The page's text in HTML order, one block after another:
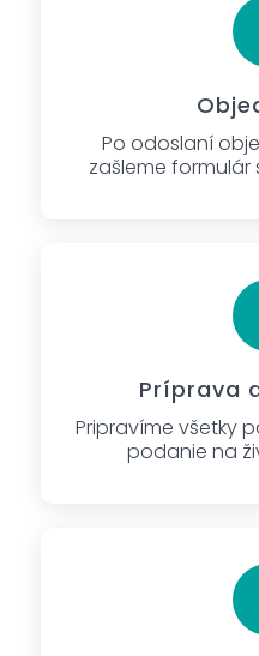
Po odoslaní
zašleme
Príprava
Pripravíme všetky
podanie na